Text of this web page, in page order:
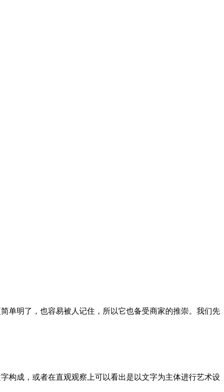
单明了，也容易被人记住，所以它也备受商家的推崇。我们先
构成，或者在直观观察上可以看出是以文字为主体进行艺术设